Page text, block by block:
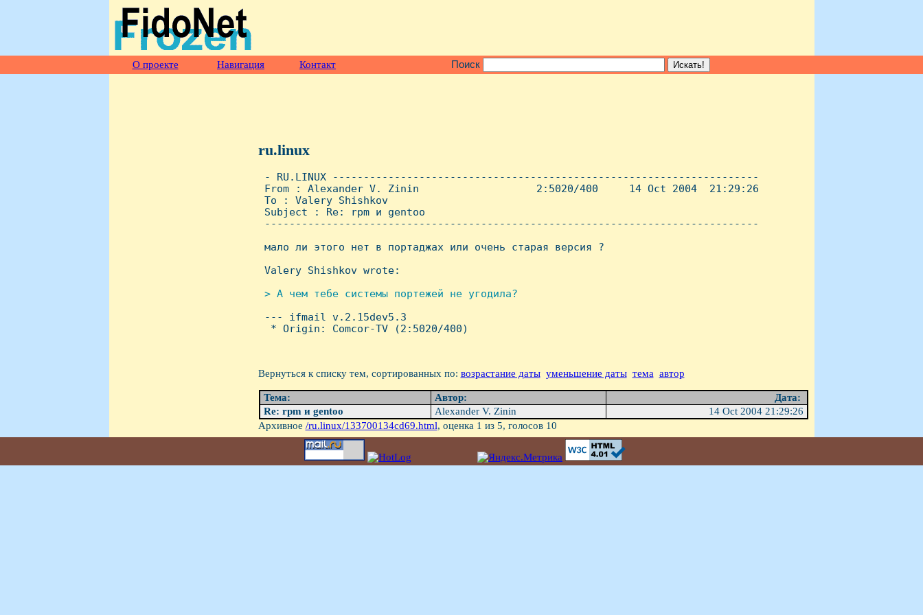
О проекте Навигация Контакт Поиск
ru.linux
- RU.LINUX ---------------------------------------------------------------------
From : Alexander V. Zinin                   2:5020/400     14 Oct 2004  21:29:26
To : Valery Shishkov
Subject : Re: rpm и gentoo
--------------------------------------------------------------------------------
мало ли этого нет в портаджах или очень старая версия ?
Valery Shishkov wrote:
> А чем тебе системы портежей не угодила?
--- ifmail v.2.15dev5.3
  * Origin: Comcor-TV (2:5020/400)
Вернуться к списку тем, сортированных по: возрастание даты уменьшение даты тема автор
Тема: Автор:
Дата:
Re: rpm и gentoo
Alexander V. Zinin
14 Oct 2004 21:29:26
Архивное /ru.linux/133700134cd69.html, оценка 1 из 5, голосов 10